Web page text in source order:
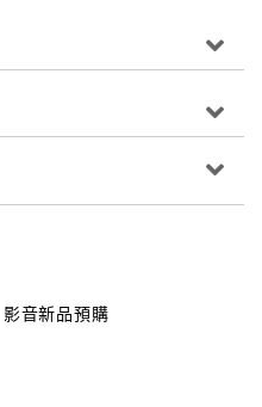
擴大她們的音樂包容
大師查特貝特的留下的
的嗓音，宛若是這一派
魔咒，後輩們只能同中
華魅力。來自德國，飄
他精湛的小號演奏與溫
地進攻你的聽覺神經。
道以來，發行多張專
編譜各類型的樂曲、唱
與麥可法蘭克斯
界音樂圈極為活躍的音
影音新品預購